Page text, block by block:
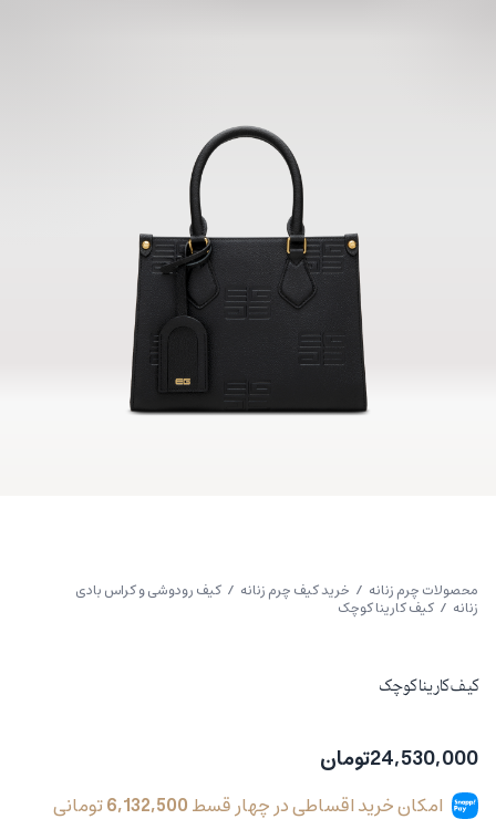
محصولات چرم زنانه / خرید کیف چرم زنانه / کیف رودوشی و کراس بادی
زنانه / کیف کارینا کوچک
کیف کارینا کوچک
24,530,000تومان
امکان خرید اقساطی در چهار قسط6,132,500تومانی